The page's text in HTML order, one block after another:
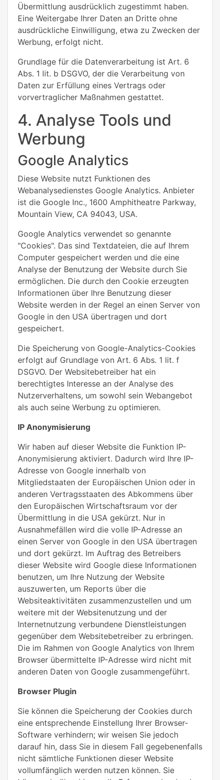
Übermittlung ausdrücklich zugestimmt haben.
Eine Weitergabe Ihrer Daten an Dritte ohne
ausdrückliche Einwilligung, etwa zu Zwecken der
Werbung, erfolgt nicht.
Grundlage für die Datenverarbeitung ist Art. 6
Abs. 1 lit. b DSGVO, der die Verarbeitung von
Daten zur Erfüllung eines Vertrags oder
vorvertraglicher Maßnahmen gestattet.
4. Analyse Tools und
Werbung
Google Analytics
Diese Website nutzt Funktionen des
Webanalysedienstes Google Analytics. Anbieter
ist die Google Inc., 1600 Amphitheatre Parkway,
Mountain View, CA 94043, USA.
Google Analytics verwendet so genannte
"Cookies". Das sind Textdateien, die auf Ihrem
Computer gespeichert werden und die eine
Analyse der Benutzung der Website durch Sie
ermöglichen. Die durch den Cookie erzeugten
Informationen über Ihre Benutzung dieser
Website werden in der Regel an einen Server von
Google in den USA übertragen und dort
gespeichert.
Die Speicherung von Google-Analytics-Cookies
erfolgt auf Grundlage von Art. 6 Abs. 1 lit. f
DSGVO. Der Websitebetreiber hat ein
berechtigtes Interesse an der Analyse des
Nutzerverhaltens, um sowohl sein Webangebot
als auch seine Werbung zu optimieren.
IP Anonymisierung
Wir haben auf dieser Website die Funktion IP-
Anonymisierung aktiviert. Dadurch wird Ihre IP-
Adresse von Google innerhalb von
Mitgliedstaaten der Europäischen Union oder in
anderen Vertragsstaaten des Abkommens über
den Europäischen Wirtschaftsraum vor der
Übermittlung in die USA gekürzt. Nur in
Ausnahmefällen wird die volle IP-Adresse an
einen Server von Google in den USA übertragen
und dort gekürzt. Im Auftrag des Betreibers
dieser Website wird Google diese Informationen
benutzen, um Ihre Nutzung der Website
auszuwerten, um Reports über die
Websiteaktivitäten zusammenzustellen und um
weitere mit der Websitenutzung und der
Internetnutzung verbundene Dienstleistungen
gegenüber dem Websitebetreiber zu erbringen.
Die im Rahmen von Google Analytics von Ihrem
Browser übermittelte IP-Adresse wird nicht mit
anderen Daten von Google zusammengeführt.
Browser Plugin
Sie können die Speicherung der Cookies durch
eine entsprechende Einstellung Ihrer Browser-
Software verhindern; wir weisen Sie jedoch
darauf hin, dass Sie in diesem Fall gegebenenfalls
nicht sämtliche Funktionen dieser Website
vollumfänglich werden nutzen können. Sie